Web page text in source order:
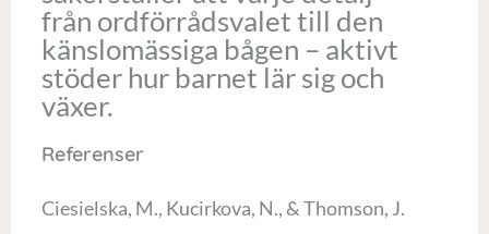
från ordförrådsvalet till den
känslomässiga bågen – aktivt
stöder hur barnet lär sig och
växer.
Referenser
Ciesielska, M., Kucirkova, N., & Thomson, J.